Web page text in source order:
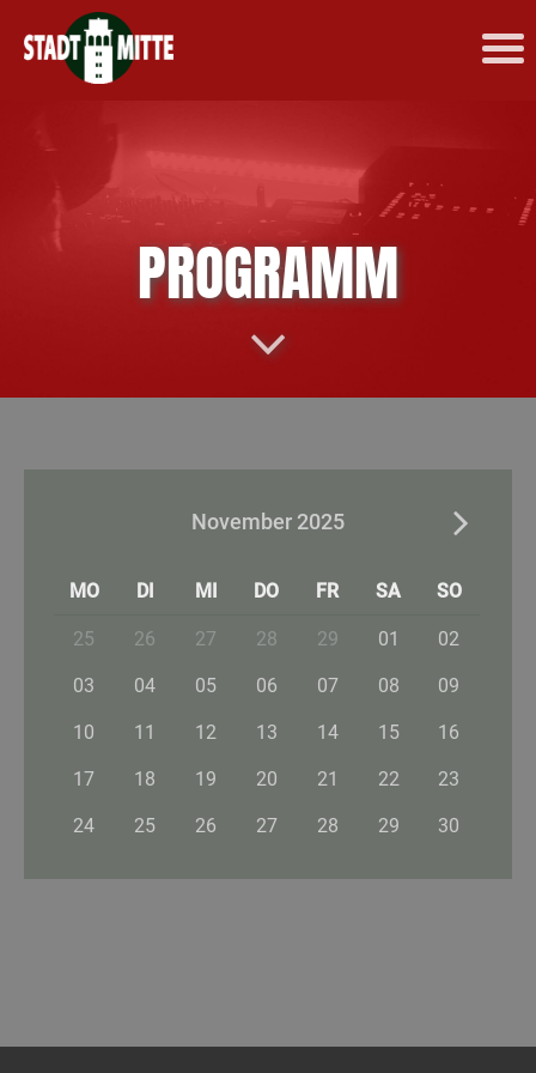
PROGRAMM
November 2025
MO DI MI DO FR SA SO
25 26 27 28 29 01 02
03 04 05 06 07 08 09
10 11 12 13 14 15 16
17 18 19 20 21 22 23
24 25 26 27 28 29 30